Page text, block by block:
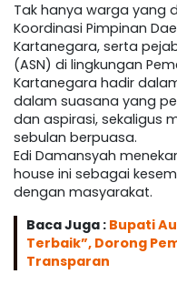
Tak hanya warga yang
Koordinasi Pimpinan
Kartanegara, serta
(ASN) di lingkungan
Kartanegara hadir
dalam suasana yang
dan aspirasi, sekaligus
sebulan berpuasa.
Edi Damansyah
house ini sebagai
dengan masyarakat.
Baca Juga : Bupati
Terbaik”, Dorong
Transparan